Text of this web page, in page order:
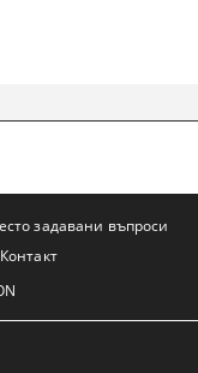
задавани въпроси
Контакт